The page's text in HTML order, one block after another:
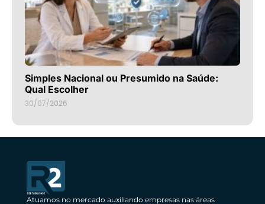
Simples Nacional ou Presumido na Saúde:
Qual Escolher
30/07/2026
Atuamos no mercado auxiliando empresas nas áreas